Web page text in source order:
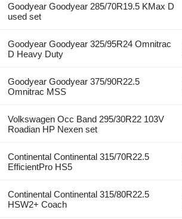
Goodyear Goodyear 285/70R19.5 KMax D
used set
Goodyear Goodyear 325/95R24 Omnitrac
D Heavy Duty
Goodyear Goodyear 375/90R22.5
Omnitrac MSS
Volkswagen Occ Band 295/30R22 103V
Roadian HP Nexen set
Continental Continental 315/70R22.5
EfficientPro HS5
Continental Continental 315/80R22.5
HSW2+ Coach